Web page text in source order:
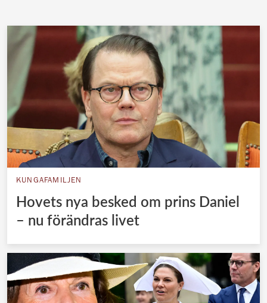
KUNGAFAMILJEN
Hovets nya besked om prins Daniel
– nu förändras livet